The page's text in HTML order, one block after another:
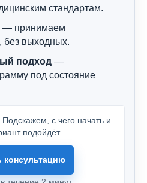
стандартам.
— принимаем
без выходных.
подход —
под состояние
с чего начать и
подойдёт.
консультацию